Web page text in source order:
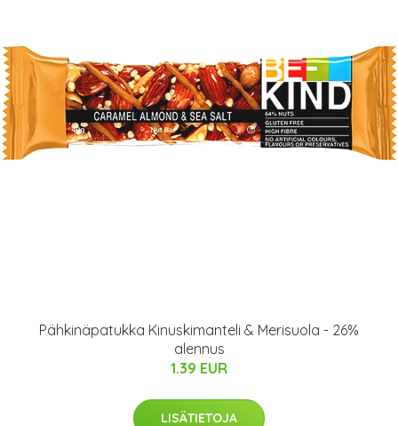
Pähkinäpatukka Kinuskimanteli & Merisuola - 26%
alennus
1.39 EUR
LISÄTIETOJA